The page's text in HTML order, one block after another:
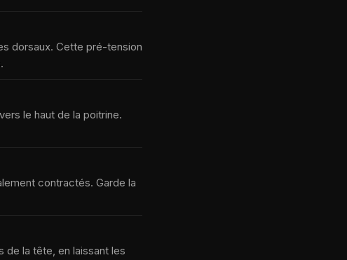
dorsaux. Cette pré-tension
le haut de la poitrine.
contractés. Garde la
de la tête, en laissant les